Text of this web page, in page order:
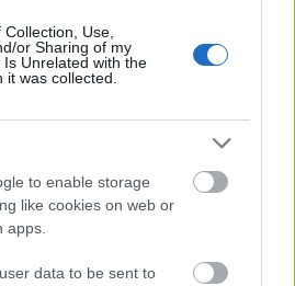
Use,
or Sharing of my
Unrelated with the
was collected.
to enable storage
like cookies on web or
apps.
data to be sent to